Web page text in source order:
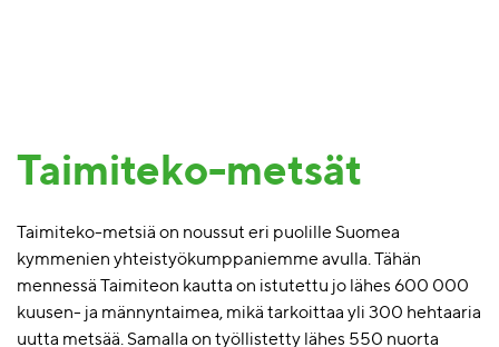
Taimiteko-metsät
Taimiteko-metsiä on noussut eri puolille Suomea
kymmenien yhteistyökumppaniemme avulla. Tähän
mennessä Taimiteon kautta on istutettu jo lähes 600 000
kuusen- ja männyntaimea, mikä tarkoittaa yli 300 hehtaaria
uutta metsää. Samalla on työllistetty lähes 550 nuorta